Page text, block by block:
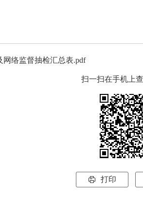
网络监督抽检汇总表.pdf
扫一扫在手机上
 打印